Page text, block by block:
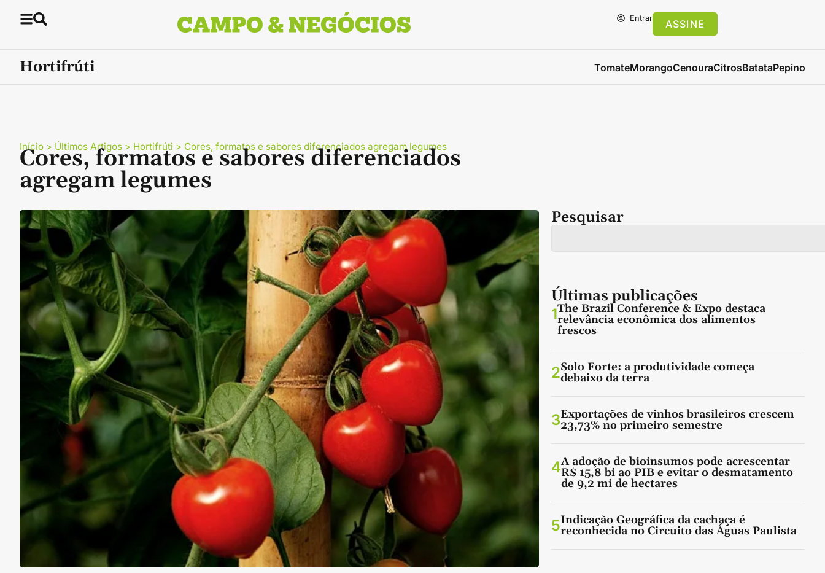
Entrar ASSINE
Hortifrúti TomateMorangoCenouraCitrosBatataPepino
Início > Últimos Artigos > Hortifrúti > Cores, formatos e sabores diferenciados agregam legumes
Cores, formatos e sabores diferenciados
agregam legumes
Pesquisar
Últimas publicações
1The Brazil Conference & Expo destaca
relevância econômica dos alimentos
frescos
2Solo Forte: a produtividade começa
debaixo da terra
3Exportações de vinhos brasileiros crescem
23,73% no primeiro semestre
4A adoção de bioinsumos pode acrescentar
R$ 15,8 bi ao PIB e evitar o desmatamento
de 9,2 mi de hectares
5Indicação Geográfica da cachaça é
reconhecida no Circuito das Águas Paulista